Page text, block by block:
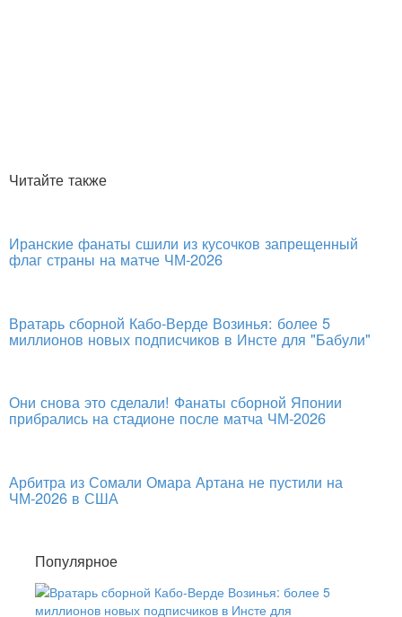
Читайте также
Иранские фанаты сшили из кусочков запрещенный
флаг страны на матче ЧМ-2026
Вратарь сборной Кабо-Верде Возинья: более 5
миллионов новых подписчиков в Инсте для "Бабули"
Они снова это сделали! Фанаты сборной Японии
прибрались на стадионе после матча ЧМ-2026
Арбитра из Сомали Омара Артана не пустили на
ЧМ-2026 в США
Популярное